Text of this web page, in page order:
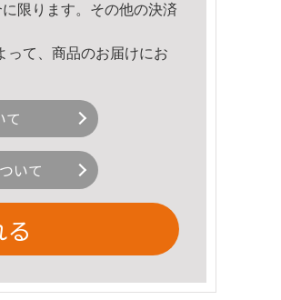
限ります。その他の決済
て、商品のお届けにお
て
いて